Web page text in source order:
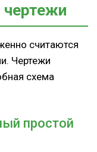
считаются
Чертежи
схема
простой